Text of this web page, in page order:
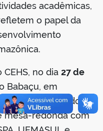
acadêmicas,
o papel da
no dia 27 de
Babaçu, em
cultural do
mesa-redonda com